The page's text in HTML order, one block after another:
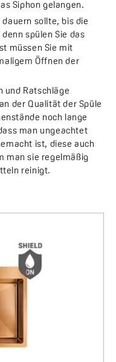
Siphon gelangen.
dauern sollte, bis die
spülen Sie das
müssen Sie mit
Öffnen der
und Ratschläge
der Qualität der Spüle
noch lange
man ungeachtet
ist, diese auch
man sie regelmäßig
reinigt.